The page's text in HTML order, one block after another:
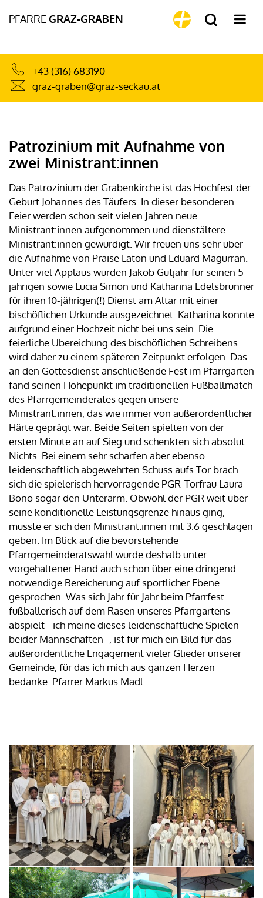
PFARRE GRAZ-GRABEN
+43 (316) 683190
graz-graben@graz-seckau.at
Patrozinium mit Aufnahme von
zwei Ministrant:innen
Das Patrozinium der Grabenkirche ist das Hochfest der
Geburt Johannes des Täufers. In dieser besonderen
Feier werden schon seit vielen Jahren neue
Ministrant:innen aufgenommen und dienstältere
Ministrant:innen gewürdigt. Wir freuen uns sehr über
die Aufnahme von Praise Laton und Eduard Magurran.
Unter viel Applaus wurden Jakob Gutjahr für seinen 5-
jährigen sowie Lucia Simon und Katharina Edelsbrunner
für ihren 10-jährigen(!) Dienst am Altar mit einer
bischöflichen Urkunde ausgezeichnet. Katharina konnte
aufgrund einer Hochzeit nicht bei uns sein. Die
feierliche Übereichung des bischöflichen Schreibens
wird daher zu einem späteren Zeitpunkt erfolgen. Das
an den Gottesdienst anschließende Fest im Pfarrgarten
fand seinen Höhepunkt im traditionellen Fußballmatch
des Pfarrgemeinderates gegen unsere
Ministrant:innen, das wie immer von außerordentlicher
Härte geprägt war. Beide Seiten spielten von der
ersten Minute an auf Sieg und schenkten sich absolut
Nichts. Bei einem sehr scharfen aber ebenso
leidenschaftlich abgewehrten Schuss aufs Tor brach
sich die spielerisch hervorragende PGR-Torfrau Laura
Bono sogar den Unterarm. Obwohl der PGR weit über
seine konditionelle Leistungsgrenze hinaus ging,
musste er sich den Ministrant:innen mit 3:6 geschlagen
geben. Im Blick auf die bevorstehende
Pfarrgemeinderatswahl wurde deshalb unter
vorgehaltener Hand auch schon über eine dringend
notwendige Bereicherung auf sportlicher Ebene
gesprochen. Was sich Jahr für Jahr beim Pfarrfest
fußballerisch auf dem Rasen unseres Pfarrgartens
abspielt - ich meine dieses leidenschaftliche Spielen
beider Mannschaften -, ist für mich ein Bild für das
außerordentliche Engagement vieler Glieder unserer
Gemeinde, für das ich mich aus ganzen Herzen
bedanke. Pfarrer Markus Madl